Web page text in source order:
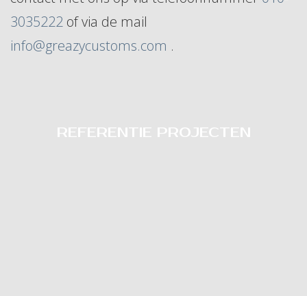
3035222 of via de mail
info@greazycustoms.com .
REFERENTIE PROJECTEN